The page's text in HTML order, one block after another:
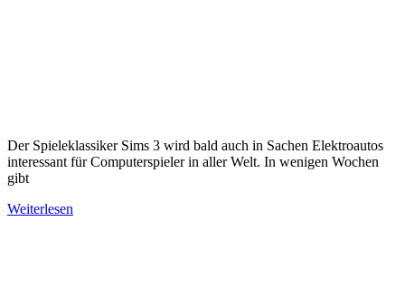
Der Spieleklassiker Sims 3 wird bald auch in Sachen Elektroautos
interessant für Computerspieler in aller Welt. In wenigen Wochen
gibt
Weiterlesen